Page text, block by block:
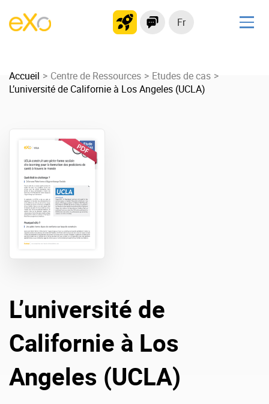
Fr
Plateforme collaborative
Réseau social
Produit
La Plateforme
Pourquoi eXo ?
Mobile
A propos d’eXo
Centre de ressources
Accueil Centre de Ressources
Etudes de cas
L’université de Californie à Los Angeles (UCLA)
L’université de
Californie à Los
Angeles (UCLA)